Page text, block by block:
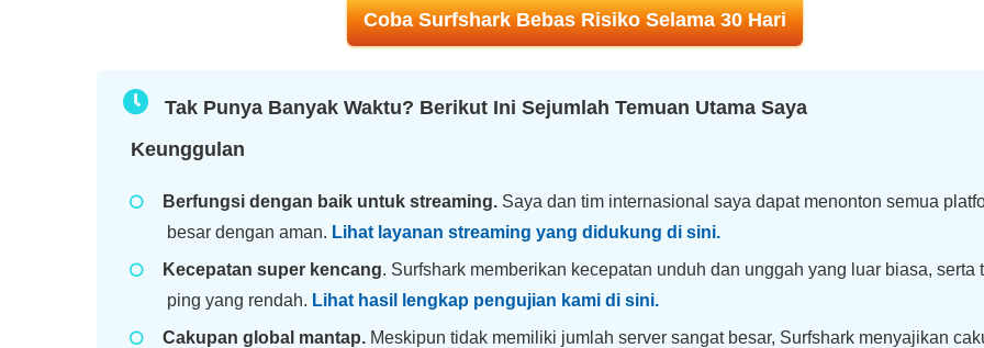
Coba Surfshark Bebas Risiko Selama 30 Hari
Tak Punya Banyak Waktu? Berikut Ini Sejumlah Temuan Utama Saya
Keunggulan
Berfungsi dengan baik untuk streaming. Saya dan tim internasional saya dapat menonton semua
besar dengan aman. Lihat layanan streaming yang didukung di sini.
Kecepatan super kencang. Surfshark memberikan kecepatan unduh dan unggah yang luar biasa, serta
ping yang rendah. Lihat hasil lengkap pengujian kami di sini.
Cakupan global mantap. Meskipun tidak memiliki jumlah server sangat besar, Surfshark menyajikan